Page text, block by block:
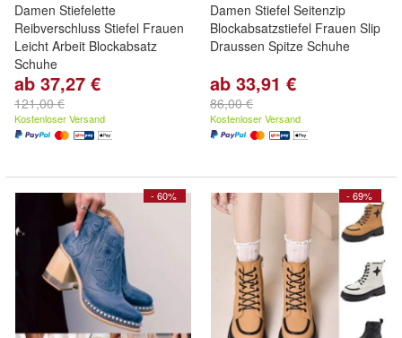
Damen Stiefelette
Reibverschluss Stiefel Frauen
Leicht Arbeit Blockabsatz
Schuhe
ab 37,27 €
121,00 €
Kostenloser Versand
Damen Stiefel Seitenzip
Blockabsatzstiefel Frauen Slip
Draussen Spitze Schuhe
ab 33,91 €
86,00 €
Kostenloser Versand
- 60% - 69%